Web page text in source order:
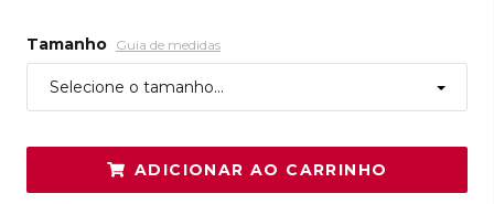
Tamanho Guia de medidas
Selecione o tamanho...
ADICIONAR AO CARRINHO